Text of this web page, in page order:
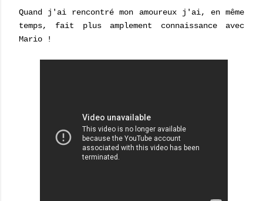
Quand j'ai rencontré mon amoureux j'ai, en même
temps, fait plus amplement connaissance avec
Mario !